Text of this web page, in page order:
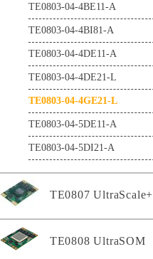
TEI0006-05-API23A
TEI0009-02-055-8CA
TEI0009-02-PHIQ2R
TEI0022-03
TEI0024-01
TEI0050-01-AAH13A
TEI0187-01-T4E11-A
TEI1000-01-A1I11-A
TEI1000-01-ADI11-A
TEI1000-02-A1I11-A
TEI1000-02-A3I11-A
TEMB0005-02
TEB0745-02
TEB0835-03-A
TEB0912-03-ABI21-A
TEB1000-02-A
TEB2000-01-T001
TEBA0714-01
TEBA0841-02
TEBB0714-01
TEBF0808-05
TEBF0818-02A
TEBT0782-01
TE0803-04-4BE11-A
TE0803-04-4BI81-A
TE0803-04-4DE11-A
TE0803-04-4DE21-L
TE0803-04-4GE21-L
TE0803-04-5DE11-A
TE0803-04-5DI21-A
TE0807 UltraScale+
TE0807専用ヒートシンク
TE0808 UltraSOM